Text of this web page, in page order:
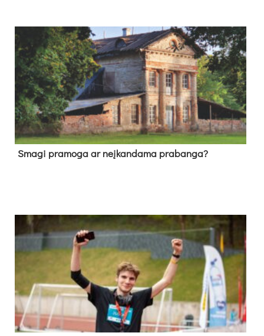
Sma­gi pra­mo­ga ar neį­kan­da­ma pra­ban­ga?